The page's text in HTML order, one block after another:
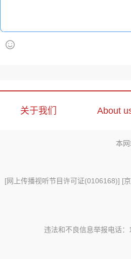
关于我们 About
本
[网上传播视听节目许可证(0106168)] [
违法和不良信息举报电话